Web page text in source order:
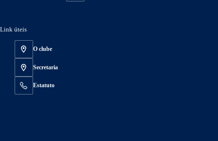
Link úteis
O clube
Secretaria
Estatuto